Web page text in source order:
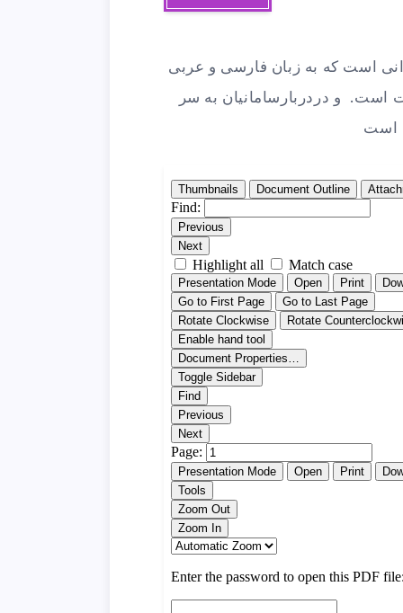
است که به زبان فارسی و عربی
است. و دردربارسامانیان به سر
است